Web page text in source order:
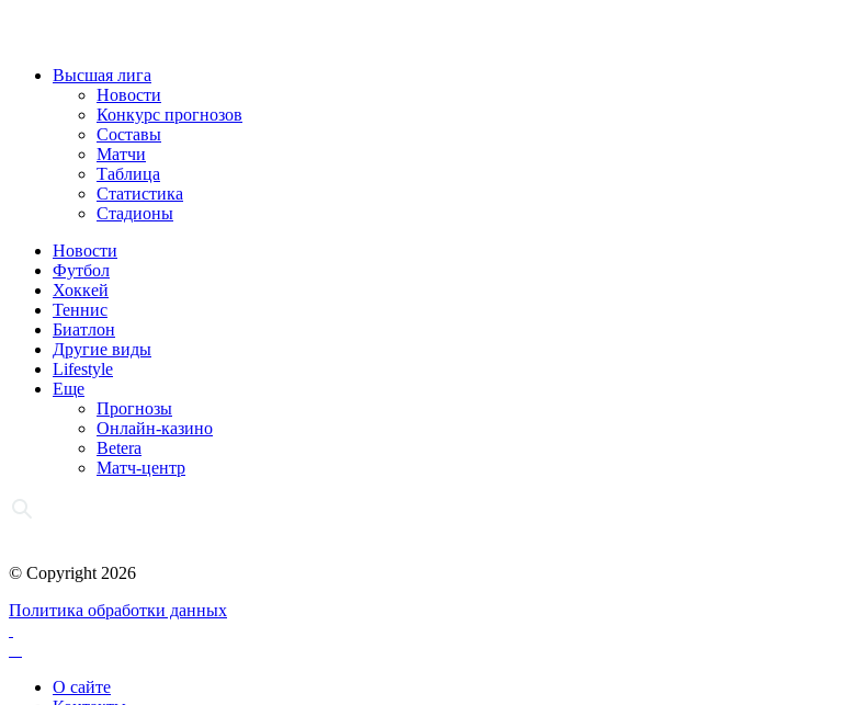
Высшая лига
Новости
Конкурс прогнозов
Составы
Матчи
Таблица
Статистика
Стадионы
Новости
Футбол
Хоккей
Теннис
Биатлон
Другие виды
Lifestyle
Еще
Прогнозы
Онлайн-казино
Betera
Матч-центр
© Copyright 2026
Политика обработки данных
О сайте